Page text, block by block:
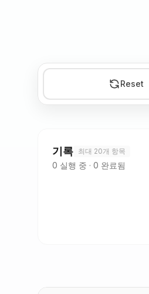
Reset
기록 최대 20개 항목
0 실행 중 · 0 완료됨